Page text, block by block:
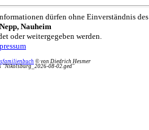
dürfen ohne Einverständnis
Nauheim
oder weitergegeben werden.
© von Diedrich Hesmer
"Nikolsburg_2026-08-02.ged"